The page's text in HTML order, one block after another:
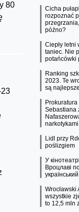
80
Cicha
rozpoznać
późno?
Ciepły letni
taniec. Nie
potańcówki
Ranking
2023. Te
są
Sebastiana
Lidl przy
poślizgiem
У
Вроцлаві
Wrocławski
wszystkie
to 12,5 mln